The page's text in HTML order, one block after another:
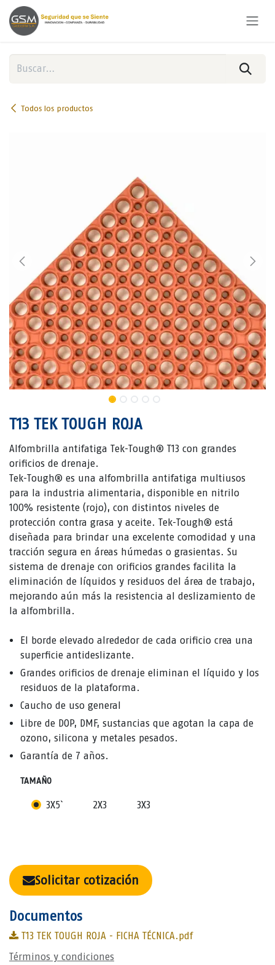
Ir al contenido
Todos los productos
T13 TEK TOUGH ROJA
Alfombrilla antifatiga Tek-Tough® T13 con grandes
orificios de drenaje.
Tek-Tough® es una alfombrilla antifatiga multiusos
para la industria alimentaria, disponible en nitrilo
100% resistente (rojo), con distintos niveles de
protección contra grasa y aceite. Tek-Tough® está
diseñada para brindar una excelente comodidad y una
tracción segura en áreas húmedas o grasientas. Su
sistema de drenaje con orificios grandes facilita la
eliminación de líquidos y residuos del área de trabajo,
mejorando aún más la resistencia al deslizamiento de
la alfombrilla.
El borde elevado alrededor de cada orificio crea una
superficie antideslizante.
Grandes orificios de drenaje eliminan el líquido y los
residuos de la plataforma.
Caucho de uso general
Libre de DOP, DMF, sustancias que agotan la capa de
ozono, silicona y metales pesados.
Garantía de 7 años.
TAMAÑO
3X5` 2X3 3X3
Solicitar cotización
Documentos
T13 TEK TOUGH ROJA - FICHA TÉCNICA.pdf
Términos y condiciones